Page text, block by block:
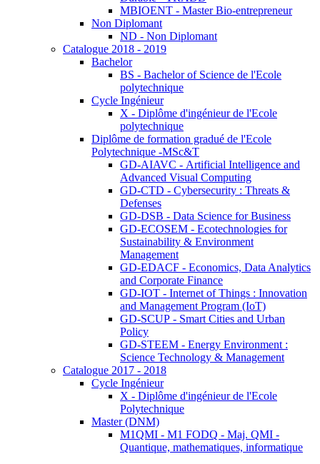
MBIOENT - Master Bio-entrepreneur
Non Diplomant
ND - Non Diplomant
Catalogue 2018 - 2019
Bachelor
BS - Bachelor of Science de l'Ecole
polytechnique
Cycle Ingénieur
X - Diplôme d'ingénieur de l'Ecole
polytechnique
Diplôme de formation gradué de l'Ecole
Polytechnique -MSc&T
GD-AIAVC - Artificial Intelligence and
Advanced Visual Computing
GD-CTD - Cybersecurity : Threats &
Defenses
GD-DSB - Data Science for Business
GD-ECOSEM - Ecotechnologies for
Sustainability & Environment
Management
GD-EDACF - Economics, Data Analytics
and Corporate Finance
GD-IOT - Internet of Things : Innovation
and Management Program (IoT)
GD-SCUP - Smart Cities and Urban
Policy
GD-STEEM - Energy Environment :
Science Technology & Management
Catalogue 2017 - 2018
Cycle Ingénieur
X - Diplôme d'ingénieur de l'Ecole
Polytechnique
Master (DNM)
M1QMI - M1 FODQ - Maj. QMI -
Quantique, mathematiques, informatique